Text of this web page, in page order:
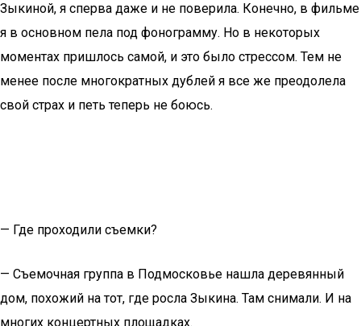
Зыкиной, я сперва даже и не поверила. Конечно, в фильме
я в основном пела под фонограмму. Но в некоторых
моментах пришлось самой, и это было стрессом. Тем не
менее после многократных дублей я все же преодолела
свой страх и петь теперь не боюсь.
— Где проходили съемки?
— Съемочная группа в Подмосковье нашла деревянный
дом, похожий на тот, где росла Зыкина. Там снимали. И на
многих концертных площадках.